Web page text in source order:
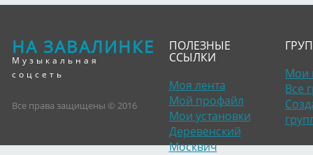
НА ЗАВАЛИНКЕ
Музыкальная
соцсеть
Все права защищены © 2016
ПОЛЕЗНЫЕ
ССЫЛКИ
Моя лента
Мой профайл
Мои установки
Деревенский
Москвич
Мои
Все